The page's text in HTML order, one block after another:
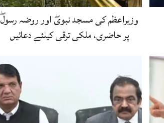
وزیراعظم کی مسجد نبویۖ اور روضہ رسولۖ
پر حاضری، ملکی ترقی کیلئے دعائیں